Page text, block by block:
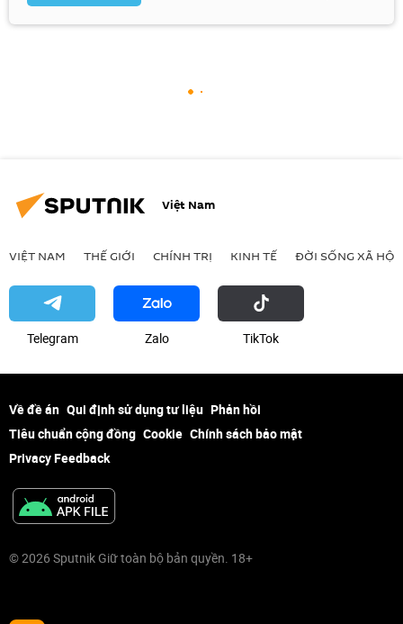
Việt Nam
VIỆT NAM THẾ GIỚI CHÍNH TRỊ KINH TẾ ĐỜI SỐNG XÃ HỘI
Telegram Zalo ТikТоk
Về đề án Qui định sử dụng tư liệu Phản hồi
Tiêu chuẩn cộng đồng Cookie Chính sách bảo mật
Privacy Feedback
© 2026 Sputnik Giữ toàn bộ bản quyền. 18+